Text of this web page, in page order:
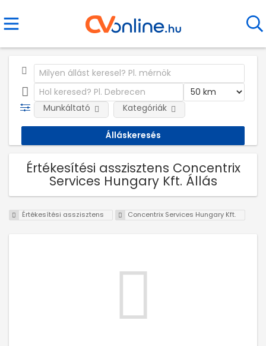
Munkáltató Kategóriák
Értékesítési asszisztens Concentrix
Services Hungary Kft. Állás
Értékesítési asszisztens Concentrix Services Hungary Kft.